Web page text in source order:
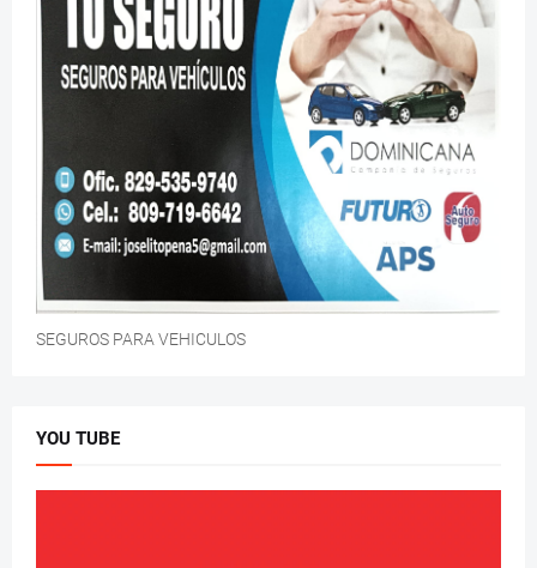
SEGUROS PARA VEHICULOS
YOU TUBE